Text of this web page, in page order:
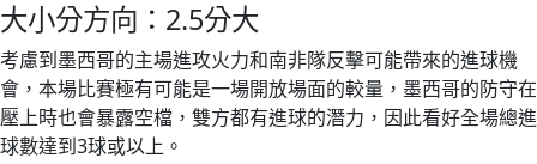
大小分方向：2.5分大
考慮到墨西哥的主場進攻火力和南非隊反擊可能帶來的進球機
會，本場比賽極有可能是一場開放場面的較量，墨西哥的防守在
壓上時也會暴露空檔，雙方都有進球的潛力，因此看好全場總進
球數達到3球或以上。